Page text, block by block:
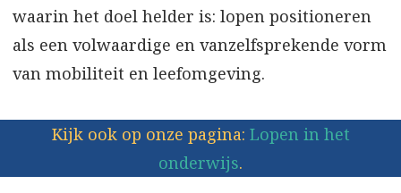
waarin het doel helder is: lopen positioneren
als een volwaardige en vanzelfsprekende vorm
van mobiliteit en leefomgeving.
Kijk ook op onze pagina: Lopen in het
onderwijs.